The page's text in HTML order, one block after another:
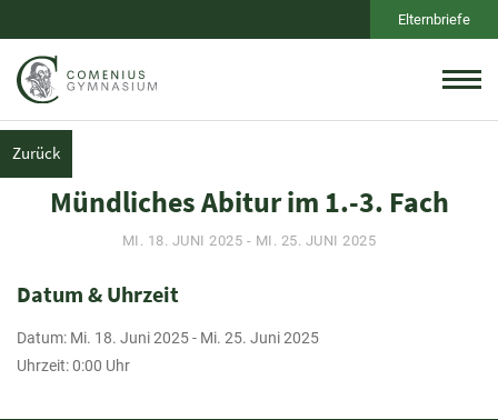
Elternbriefe
Zurück
Mündliches Abitur im 1.-3. Fach
MI. 18. JUNI 2025 - MI. 25. JUNI 2025
Datum & Uhrzeit
Datum: Mi. 18. Juni 2025 - Mi. 25. Juni 2025
Uhrzeit: 0:00 Uhr